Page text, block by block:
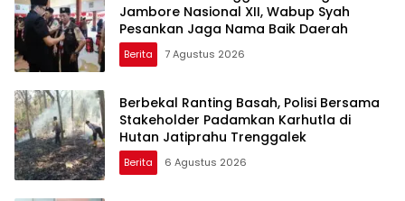
Jambore Nasional XII, Wabup Syah
Pesankan Jaga Nama Baik Daerah
Berita 7 Agustus 2026
Berbekal Ranting Basah, Polisi Bersama
Stakeholder Padamkan Karhutla di
Hutan Jatiprahu Trenggalek
Berita 6 Agustus 2026